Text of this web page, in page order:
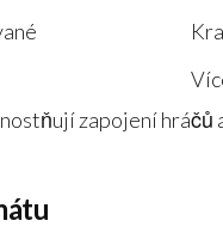
zapojení hráčů